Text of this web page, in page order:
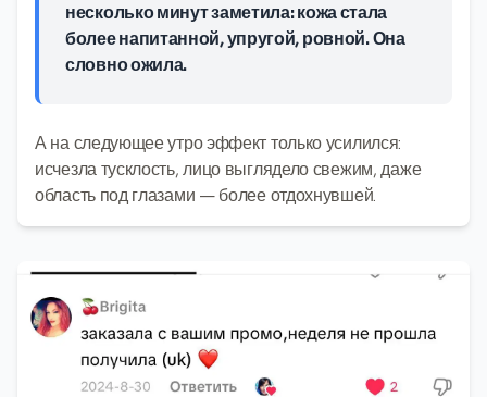
несколько минут заметила: кожа стала
более напитанной, упругой, ровной. Она
словно ожила.
А на следующее утро эффект только усилился:
исчезла тусклость, лицо выглядело свежим, даже
область под глазами — более отдохнувшей.